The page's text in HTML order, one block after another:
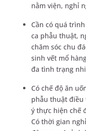
nằm viện, nghỉ
Cần có quá
ca phẫu thuật,
chăm sóc chu
sinh vết mổ
đa tình trạng
Có chế độ ăn
phẫu thuật
ý thực hiện chế
Có thời gian